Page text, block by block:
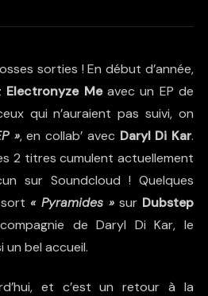
sorties ! En début d’année,
Electronyze Meavec un EP de
qui n’auraient pas suivi, on
», en collab’ avec Daryl Di Kar.
2 titres cumulent actuellement
sur Soundcloud ! Quelques
« Pyramides » sur Dubstep
de Daryl Di Kar, le
un bel accueil.
et c’est un retour à la